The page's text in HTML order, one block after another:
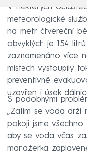
V některých
meteorologické
na metr čtvereční
obvyklých je 154
zaznamenáno více
místech vystoupily
preventivně
uzavřen i úsek
S podobnými
„Zatím se voda drží
pokoji jsme
aby se voda včas
manažerka